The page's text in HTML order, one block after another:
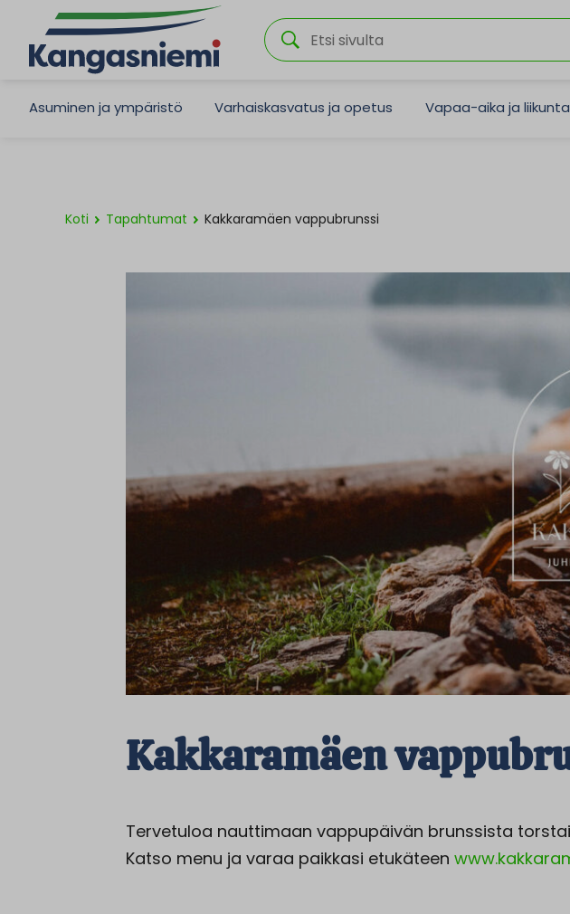
Asuminen ja ympäristö Varhaiskasvatus ja opetus Vapaa-aika ja liikunta
Koti Tapahtumat Kakkaramäen vappubrunssi
Kakkaramäen
Tervetuloa nauttimaan vappupäivän brunssista
Katso menu ja varaa paikkasi etukäteen